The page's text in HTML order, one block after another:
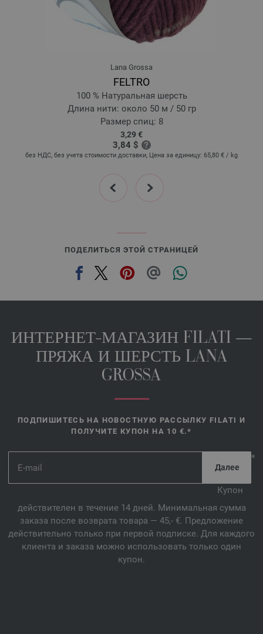
Lana Grossa
FELTRO
100 % Натуральная шерсть
Длина нити: около 50 м / 50 гр
Размер спиц: 8
3,29 €
3,84 $
без НДС, без учета стоимости доставки, Цена за единицу: 65,80 € / kg
prev next
ПОДЕЛИТЬСЯ ЭТОЙ СТРАНИЦЕЙ
ИНТЕРНЕТ-МАГАЗИН FILATI —
ПРЯЖА И ШЕРСТЬ LANA
GROSSA
ПОДПИШИТЕСЬ НА НОВОСТНУЮ РАССЫЛКУ FILATI И
ПОЛУЧИТЕ КУПОН НА 10 €.*
*
Купон
действителен в течение 14 дней. Минимальная сумма
заказа после возврата товара — 45,- €. Предложение
действительно только при первой подписке. Для каждого
клиента и заказа можно использовать только один
купон.